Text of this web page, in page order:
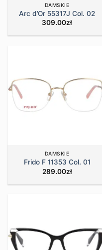
DAMSKIE
Arc d’Or 55317J Col. 02
309.00zł
DAMSKIE
Frido F 11353 Col. 01
289.00zł